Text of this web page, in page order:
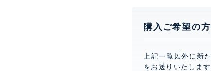
購入ご希望の
上記一覧以外に新
をお送りいたします